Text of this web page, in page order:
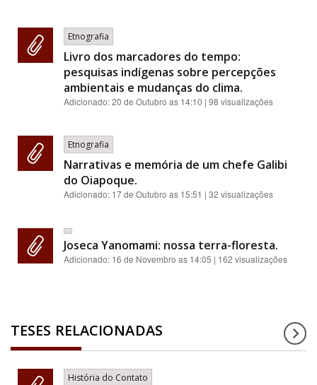
Etnografia
Livro dos marcadores do tempo:
pesquisas indígenas sobre percepções
ambientais e mudanças do clima.
Adicionado:20 de Outubro as 14:10 | 98 visualizações
Etnografia
Narrativas e memória de um chefe Galibi
do Oiapoque.
Adicionado: 17 de Outubro as 15:51 | 32 visualizações
Joseca Yanomami: nossa terra-floresta.
Adicionado: 16 de Novembro as 14:05 | 162 visualizações
TESES RELACIONADAS
História do Contato